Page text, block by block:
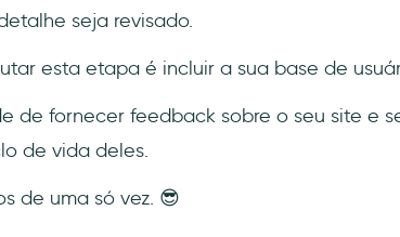
seja revisado.
esta etapa é incluir a sua base de
de fornecer feedback sobre o seu site e
de vida deles.
de uma só vez. 😎